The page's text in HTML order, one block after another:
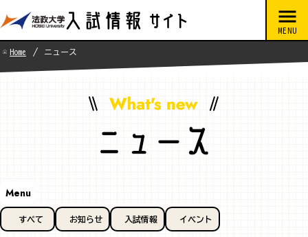
Home ニュース
Menu
すべて お知らせ 入試情報 イベント